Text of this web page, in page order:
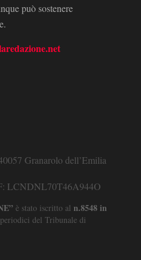
può sostenere
Granarolo dell’Emilia
LCNDNL70T46A944O
è stato iscritto al n.8548 in
del Tribunale di